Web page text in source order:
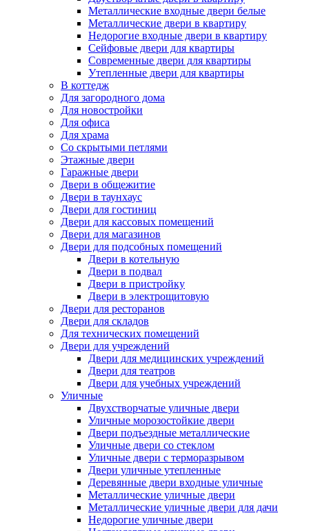
Металлические входные двери белые
Металлические двери в квартиру
Недорогие входные двери в квартиру
Сейфовые двери для квартиры
Современные двери для квартиры
Утепленные двери для квартиры
В коттедж
Для загородного дома
Для новостройки
Для офиса
Для храма
Со скрытыми петлями
Этажные двери
Гаражные двери
Двери в общежитие
Двери в таунхаус
Двери для гостиниц
Двери для кассовых помещений
Двери для магазинов
Двери для подсобных помещений
Двери в котельную
Двери в подвал
Двери в пристройку
Двери в электрощитовую
Двери для ресторанов
Двери для складов
Для технических помещений
Двери для учреждений
Двери для медицинских учреждений
Двери для театров
Двери для учебных учреждений
Уличные
Двухстворчатые уличные двери
Уличные морозостойкие двери
Двери подъездные металлические
Уличные двери со стеклом
Уличные двери с терморазрывом
Двери уличные утепленные
Деревянные двери входные уличные
Металлические уличные двери
Металлические уличные двери для дачи
Недорогие уличные двери